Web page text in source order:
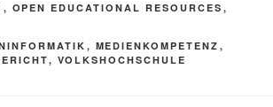
, OPEN EDUCATIONAL RESOURCES ,
, MEDIENKOMPETENZ ,
, VOLKSHOCHSCHULE